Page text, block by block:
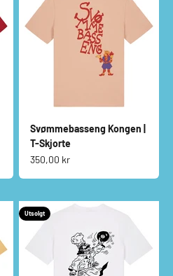
Svømmebasseng Kongen |
T-Skjorte
Salgspris
350,00 kr
Utsolgt